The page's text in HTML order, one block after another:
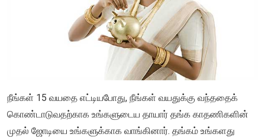
நீங்கள் 15 வயதை எட்டியபோது, நீங்கள் வயதுக்கு வந்ததைக்
கொண்டாடுவதற்காக உங்களுடைய தாயார் தங்க காதணிகளின்
முதல் ஜோடியை உங்களுக்காக வாங்கினார். தங்கம் உங்களது